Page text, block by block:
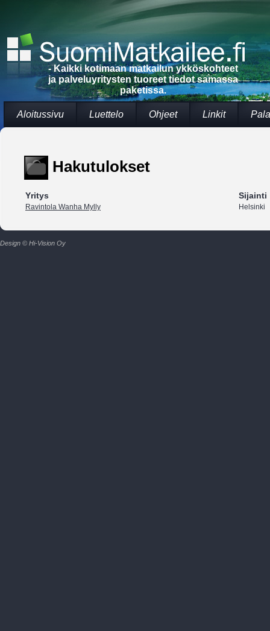
- Kaikki kotimaan matkailun ykköskohteet
ja palveluyritysten tuoreet tiedot samassa
paketissa.
Aloitussivu Luettelo Ohjeet Linkit
Hakutulokset
Yritys Sijainti
Ravintola Wanha Mylly Helsinki
Design © Hi-Vision Oy